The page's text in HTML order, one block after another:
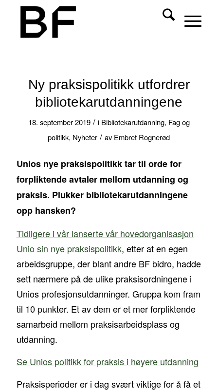
Ny praksispolitikk utfordrer
bibliotekarutdanningene
18. september 2019 / i Bibliotekarutdanning, Fag og
politikk, Nyheter / av Embret Rognerød
Unios nye praksispolitikk tar til orde for
forpliktende avtaler mellom utdanning og
praksis. Plukker bibliotekarutdanningene
opp hansken?
Tidligere i vår lanserte vår hovedorganisasjon
Unio sin nye praksispolitikk, etter at en egen
arbeidsgruppe, der blant andre BF bidro, hadde
sett nærmere på de ulike praksisordningene i
Unios profesjonsutdanninger. Gruppa kom fram
til 10 punkter. Et av dem er et mer forpliktende
samarbeid mellom praksisarbeidsplass og
utdanning.
Se Unios politikk for praksis i høyere utdanning
Praksisperioder er i dag svært viktige for å få et